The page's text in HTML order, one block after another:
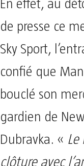
En effet, au
de presse ce
Sky Sport,
confié que
bouclé son
gardien de
Dubravka. «
clôture avec